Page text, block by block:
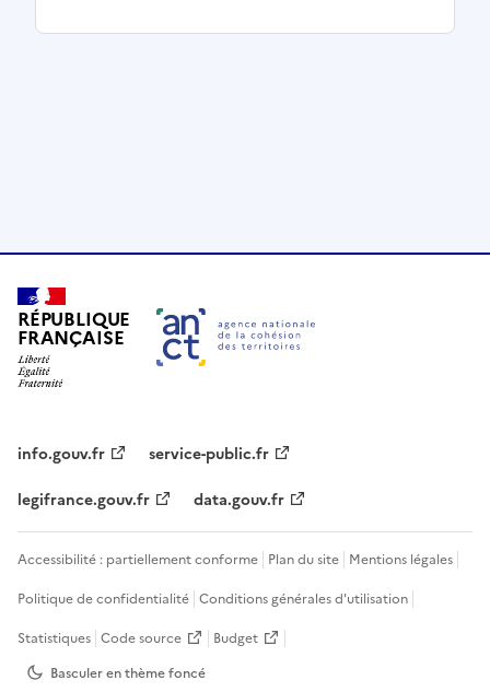
RÉPUBLIQUE
FRANÇAISE
info.gouv.fr
service-public.fr
legifrance.gouv.fr
data.gouv.fr
Accessibilité : partiellement conforme Plan du site Mentions légales
Politique de confidentialité Conditions générales d'utilisation
Statistiques Code source
Budget
Basculer en thèmefoncé